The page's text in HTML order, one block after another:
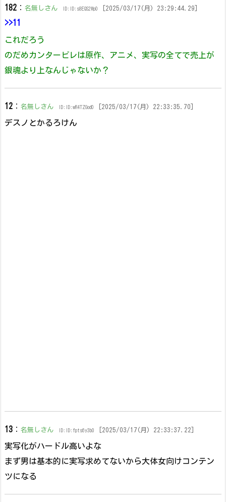
182 ： 名無しさん ID:ID:s8EQS2Wp0 [2025/03/17(月) 23:29:44.29]
>>11
これだろう
のだめカンタービレは原作、アニメ、実写の全てで売上が
銀魂より上なんじゃないか？
12 ： 名無しさん ID:ID:wR4TZGod0 [2025/03/17(月) 22:33:35.70]
デスノとかるろけん
13 ： 名無しさん ID:ID:fpts6y3b0 [2025/03/17(月) 22:33:37.22]
実写化がハードル高いよな
まず男は基本的に実写求めてないから大体女向けコンテン
ツになる